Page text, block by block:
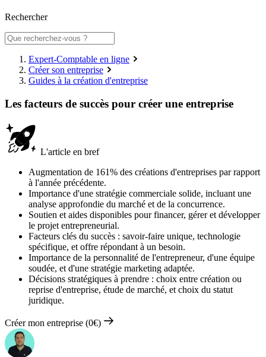
Rechercher
Expert-Comptable en ligne
Créer son entreprise
Guides à la création d'entreprise
Les facteurs de succès pour créer une entreprise
L'article en bref
Augmentation de 161% des créations d'entreprises par rapport
à l'année précédente.
Importance d'une stratégie commerciale solide, incluant une
analyse approfondie du marché et de la concurrence.
Soutien et aides disponibles pour financer, gérer et développer
le projet entrepreneurial.
Facteurs clés du succès : savoir-faire unique, technologie
spécifique, et offre répondant à un besoin.
Importance de la personnalité de l'entrepreneur, d'une équipe
soudée, et d'une stratégie marketing adaptée.
Décisions stratégiques à prendre : choix entre création ou
reprise d'entreprise, étude de marché, et choix du statut
juridique.
Créer mon entreprise (0€)